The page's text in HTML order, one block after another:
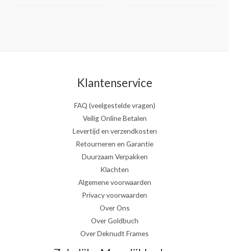
Klantenservice
FAQ (veelgestelde vragen)
Veilig Online Betalen
Levertijd en verzendkosten
Retourneren en Garantie
Duurzaam Verpakken
Klachten
Algemene voorwaarden
Privacy voorwaarden
Over Ons
Over Goldbuch
Over Deknudt Frames